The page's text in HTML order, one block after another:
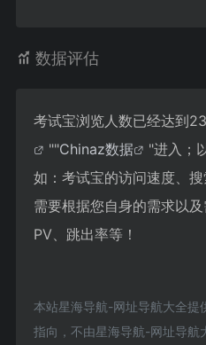
数据评估
考试宝浏览人数已经达到
""Chinaz数据
"进入；
如：考试宝的访问速度、
需要根据您自身的需求以
PV、跳出率等！
本站星海导航-网址导航大全提
指向，不由星海导航-网址导航